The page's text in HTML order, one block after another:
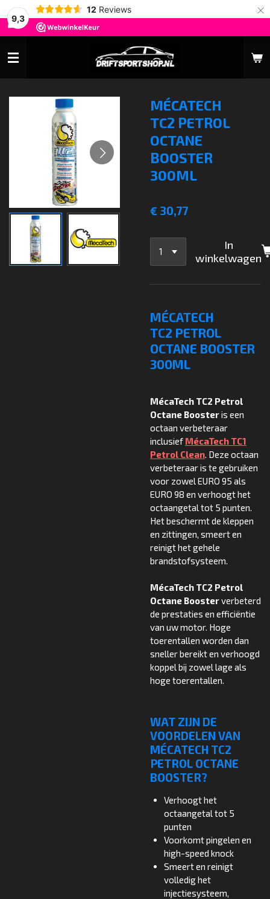
9,3
12 Reviews ×
MÉCATECH
TC2 PETROL
OCTANE
BOOSTER
300ML
€ 30,77
In
winkelwagen
MÉCATECH
TC2 PETROL
OCTANE BOOSTER
300ML
MécaTech TC2 Petrol
Octane Boosteris een
octaan verbeteraar
inclusief MécaTech TC1
Petrol Clean. Deze octaan
verbeteraar is te gebruiken
voor zowel EURO 95 als
EURO 98 en verhoogt het
octaangetal tot 5 punten.
Het beschermt de kleppen
en zittingen, smeert en
reinigt het gehele
brandstofsysteem.
MécaTech TC2 Petrol
Octane Boosterverbeterd
de prestaties en efficiëntie
van uw motor. Hoge
toerentallen worden dan
sneller bereikt en verhoogd
koppel bij zowel lage als
hoge toerentallen.
WAT ZIJN DE
VOORDELEN VAN
MÉCATECH TC2
PETROL OCTANE
BOOSTER?
Verhoogt het
octaangetal tot 5
punten
Voorkomt pingelen en
high-speed knock
Smeert en reinigt
volledig het
injectiesysteem,